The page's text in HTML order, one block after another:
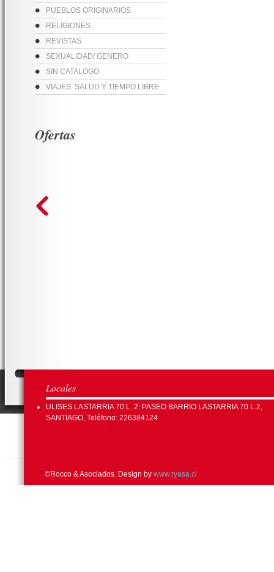
PUEBLOS ORIGINARIOS
RELIGIONES
REVISTAS
SEXUALIDAD/ GENERO
SIN CATALOGO
VIAJES, SALUD Y TIEMPO LIBRE
Ofertas
Locales
ULISES LASTARRIA 70 L. 2: PASEO BARRIO LASTARRIA 70 L.2,
SANTIAGO, Teléfono: 226384124
©Rocco & Asociados. Design by www.ryasa.cl